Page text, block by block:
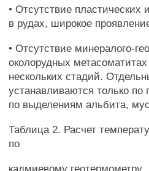
• Отсутствие
в рудах, широкое
• Отсутствие минералого-
околорудных
нескольких стадий.
устанавливаются только по
по выделениям альбита,
Таблица 2. Расчет
по
кадмиевому геотермометру.